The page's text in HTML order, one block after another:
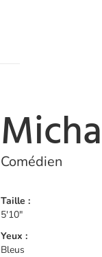
Comédien
Taille :
5'10"
Yeux :
Bleus